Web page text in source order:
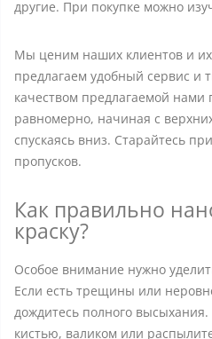
другие. При покупке можно
Мы ценим наших клиентов и
предлагаем удобный сервис и
качеством предлагаемой нами
равномерно, начиная с
спускаясь вниз. Старайтесь
пропусков.
Как правильно
краску?
Особое внимание нужно
Если есть трещины или
дождитесь полного высыхания.
кистью, валиком или